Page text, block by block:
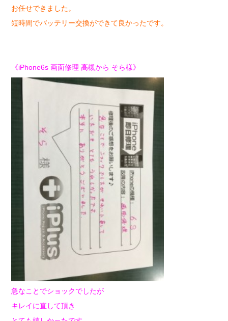
お任せできました。
短時間でバッテリー交換ができて良かったです。
《iPhone6s 画面修理 高槻から そら様》
急なことでショックでしたが
キレイに直して頂き